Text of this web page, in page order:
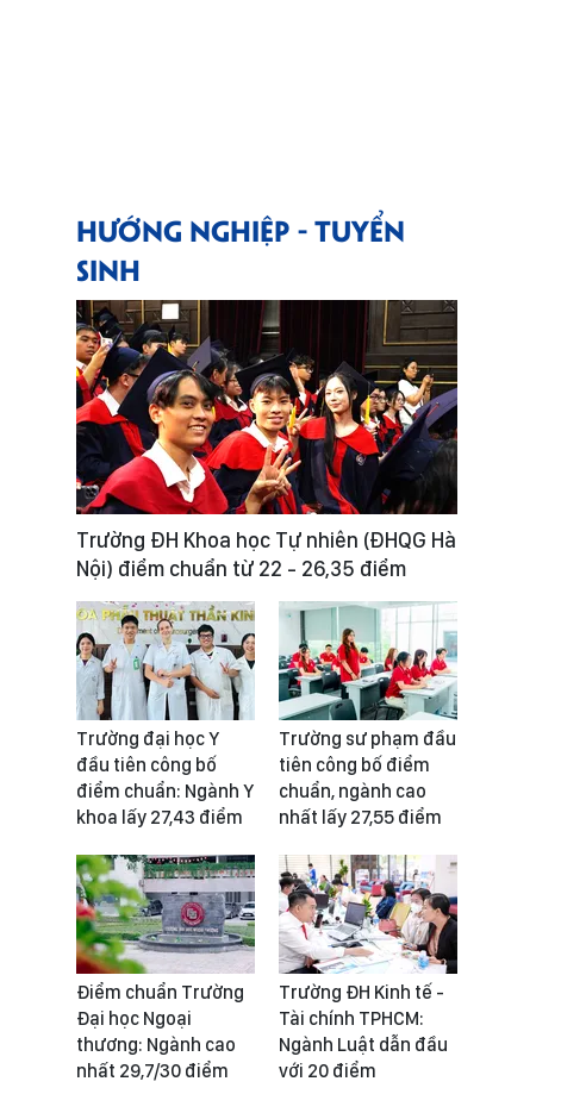
HƯỚNG NGHIỆP - TUYỂN
SINH
Trường ĐH Khoa học Tự nhiên (ĐHQG Hà
Nội) điểm chuẩn từ 22 - 26,35 điểm
Trường đại học Y
đầu tiên công bố
điểm chuẩn: Ngành Y
khoa lấy 27,43 điểm
Trường sư phạm đầu
tiên công bố điểm
chuẩn, ngành cao
nhất lấy 27,55 điểm
Điểm chuẩn Trường
Đại học Ngoại
thương: Ngành cao
nhất 29,7/30 điểm
Trường ĐH Kinh tế -
Tài chính TPHCM:
Ngành Luật dẫn đầu
với 20 điểm